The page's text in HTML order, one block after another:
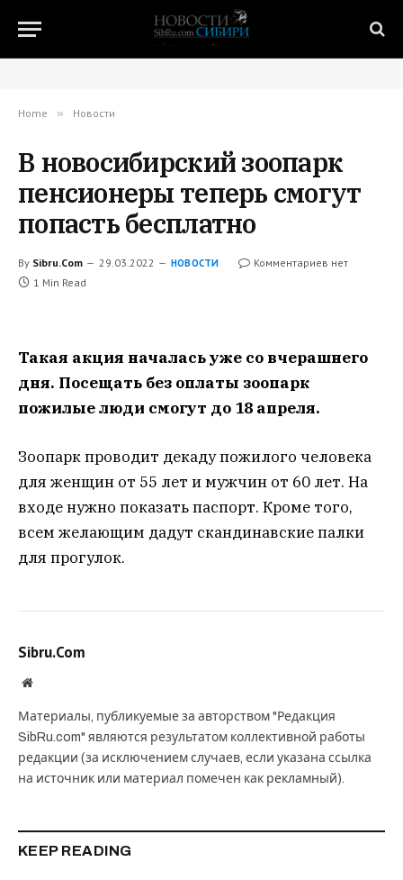
Home » Новости
В новосибирский зоопарк
пенсионеры теперь смогут
попасть бесплатно
By Sibru.Com 29.03.2022 НОВОСТИ
Комментариев нет
1 Min Read
Такая акция началась уже со вчерашнего
дня. Посещать без оплаты зоопарк
пожилые люди смогут до 18 апреля.
Зоопарк проводит декаду пожилого человека
для женщин от 55 лет и мужчин от 60 лет. На
входе нужно показать паспорт. Кроме того,
всем желающим дадут скандинавские палки
для прогулок.
Sibru.Com
Website
Материалы, публикуемые за авторством "Редакция
SibRu.com" являются результатом коллективной работы
редакции (за исключением случаев, если указана ссылка
на источник или материал помечен как рекламный).
KEEP READING